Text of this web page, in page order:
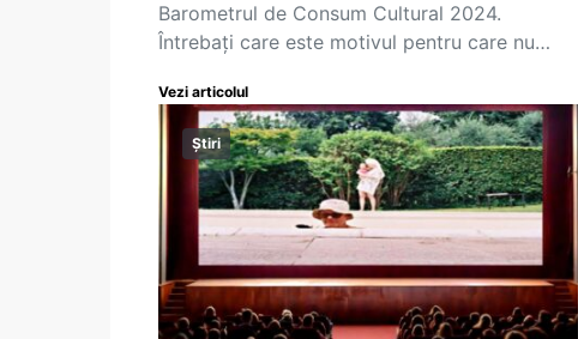
Barometrul de Consum Cultural 2024.
Întrebați care este motivul pentru care nu…
Vezi articolul
Știri